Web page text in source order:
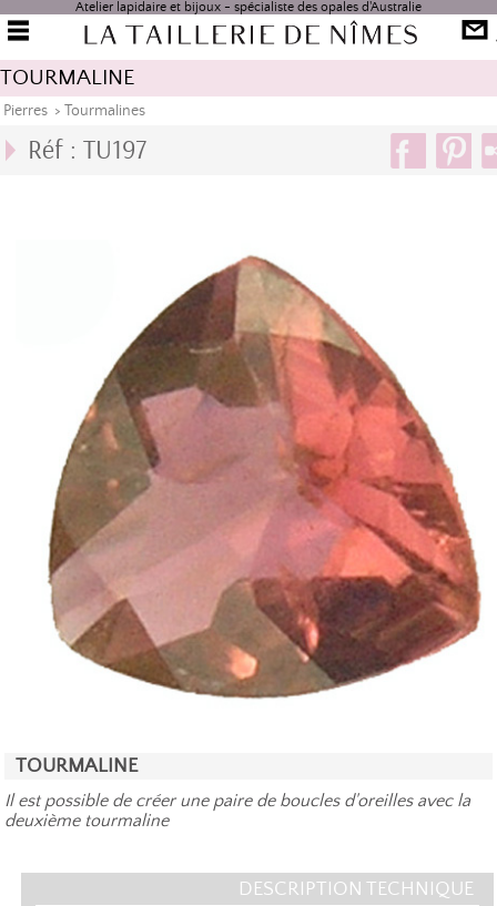
Atelier lapidaire et bijoux - spécialiste des opales d'Australie
TOURMALINE
Pierres > Tourmalines
Réf : TU197
TOURMALINE
Il est possible de créer une paire de boucles d'oreilles avec la
deuxième tourmaline
DESCRIPTION TECHNIQUE